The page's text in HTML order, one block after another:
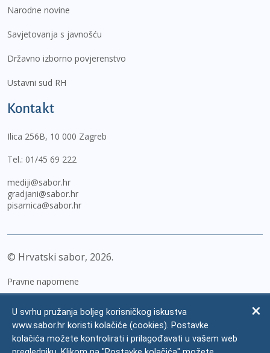
Narodne novine
Savjetovanja s javnošću
Državno izborno povjerenstvo
Ustavni sud RH
Kontakt
Ilica 256B, 10 000 Zagreb
Tel.: 01/45 69 222
mediji@sabor.hr
gradjani@sabor.hr
pisarnica@sabor.hr
© Hrvatski sabor, 2026
Pravne napomene
Zaštita osobnih podataka
Impressum
U svrhu pružanja boljeg korisničkog iskustva
www.sabor.hr koristi kolačiće (cookies). Postavke
kolačića možete kontrolirati i prilagođavati u vašem web